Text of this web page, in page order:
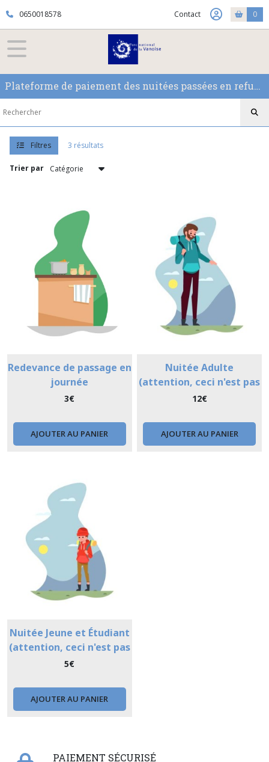
0650018578 Contact 0
Plateforme de paiement des nuitées passées en refuge en période non gardée. ATTENTION, CE SITE N'EST PAS UNE PLATEFORME DE RESERVATION.
Filtres 3 résultats
Trier par
Redevance de passage en
journée
3€
AJOUTER AU PANIER
Nuitée Adulte
(attention, ceci n'est pas
une réservation)
12€
AJOUTER AU PANIER
Nuitée Jeune et Étudiant
(attention, ceci n'est pas
une réservation)
5€
AJOUTER AU PANIER
PAIEMENT SÉCURISÉ
Fermer
FILTRES
Tous
les
produits
Adulte
(1)
Redevance
les